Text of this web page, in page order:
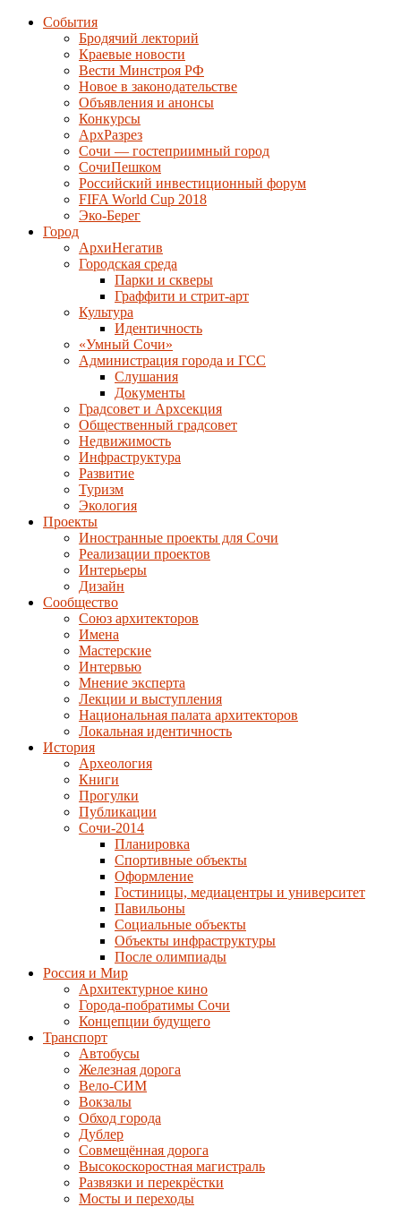
События
Бродячий лекторий
Краевые новости
Вести Минстроя РФ
Новое в законодательстве
Объявления и анонсы
Конкурсы
АрхРазрез
Сочи — гостеприимный город
СочиПешком
Российский инвестиционный форум
FIFA World Cup 2018
Эко-Берег
Город
АрхиНегатив
Городская среда
Парки и скверы
Граффити и стрит-арт
Культура
Идентичность
«Умный Сочи»
Администрация города и ГСС
Слушания
Документы
Градсовет и Архсекция
Общественный градсовет
Недвижимость
Инфраструктура
Развитие
Туризм
Экология
Проекты
Иностранные проекты для Сочи
Реализации проектов
Интерьеры
Дизайн
Сообщество
Союз архитекторов
Имена
Мастерские
Интервью
Мнение эксперта
Лекции и выступления
Национальная палата архитекторов
Локальная идентичность
История
Археология
Книги
Прогулки
Публикации
Сочи-2014
Планировка
Спортивные объекты
Оформление
Гостиницы, медиацентры и университет
Павильоны
Социальные объекты
Объекты инфраструктуры
После олимпиады
Россия и Мир
Архитектурное кино
Города-побратимы Сочи
Концепции будущего
Транспорт
Автобусы
Железная дорога
Вело-СИМ
Вокзалы
Обход города
Дублер
Совмещённая дорога
Высокоскоростная магистраль
Развязки и перекрёстки
Мосты и переходы